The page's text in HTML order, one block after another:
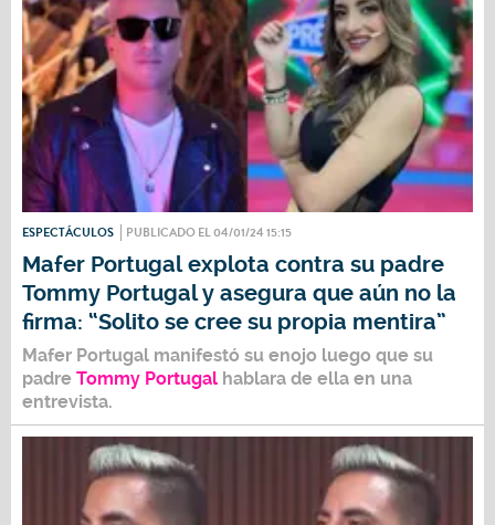
ESPECTÁCULOS PUBLICADO EL 04/01/24 15:15
Mafer Portugal explota contra su padre
Tommy Portugal y asegura que aún no la
firma: “Solito se cree su propia mentira”
Mafer Portugal manifestó su enojo luego que su
padre Tommy Portugal hablara de ella en una
entrevista.